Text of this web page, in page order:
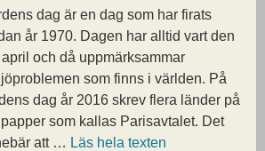
dag är en dag som har firats
år 1970. Dagen har alltid vart den
april och då uppmärksammar
som finns i världen. På
dag år 2016 skrev flera länder på
som kallas Parisavtalet. Det
att … Läs hela texten